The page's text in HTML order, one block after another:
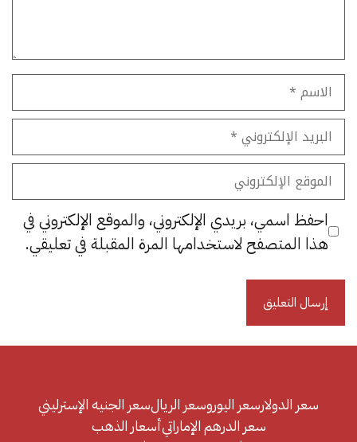
الاسم
البريد
الإلكتروني
الموقع
الإلكتروني
احفظ اسمي، بريدي الإلكتروني، والموقع الإلكتروني في
هذا المتصفح لاستخدامها المرة المقبلة في تعليقي.
سعر الدولارسعر اليوروسعر الريالسعر الجنيه الإسترليني
سعر الدرهم الإماراتيأسعار الذهب